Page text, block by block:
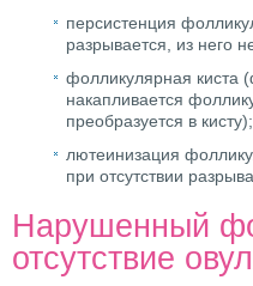
персистенция
разрывается, из него
фолликулярная киста
накапливается
преобразуется в кисту);
лютеинизация
при отсутствии
Нарушенный
отсутствие